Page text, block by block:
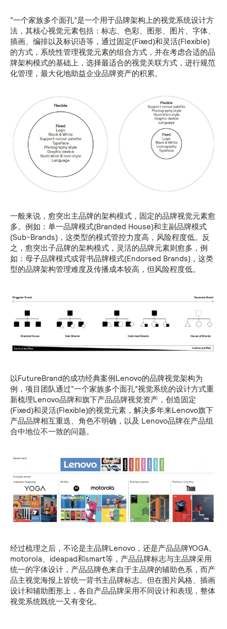
“一个家族多个面孔”是一个用于品牌架构上的视觉系统设计方
法，其核心视觉元素包括：标志、色彩、图形、图片、字体、
插画、编排以及标识语等，通过固定(Fixed)和灵活(Flexible)
的方式，系统性管理视觉元素的组合方式，并在考虑合适的品
牌架构模式的基础上，选择最适合的视觉关联方式，进行规范
化管理，最大化地助益企业品牌资产的积累。
一般来说，愈突出主品牌的架构模式，固定的品牌视觉元素愈
多。例如：单一品牌模式(Branded House)和主副品牌模式
(Sub-Brands)，这类型的模式管控力度高，风险程度低。反
之，愈突出子品牌的架构模式，灵活的品牌元素则愈多，例
如：母子品牌模式或背书品牌模式(Endorsed Brands)，这类
型的品牌架构管理难度及传播成本较高，但风险程度低。
以FutureBrand的成功经典案例Lenovo的品牌视觉架构为
例，项目团队通过“一个家族多个面孔”视觉系统的设计方式重
新梳理Lenovo品牌和旗下产品品牌视觉资产，创造固定
(Fixed)和灵活(Flexible)的视觉元素，解决多年来Lenovo旗下
产品品牌相互重迭、角色不明确，以及 Lenovo品牌在产品组
合中地位不一致的问题。
经过梳理之后，不论是主品牌Lenovo，还是产品品牌YOGA、
motorola、ideapad和smart等，产品品牌标志与主品牌采用
统一的字体设计，产品品牌色来自于主品牌的辅助色系，而产
品主视觉海报上皆统一背书主品牌标志。但在图片风格、插画
设计和辅助图形上，各自产品品牌采用不同设计和表现，整体
视觉系统既统一又有变化。